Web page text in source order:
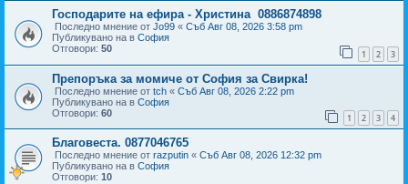
Господарите на ефира - Христина 0886874898
Последно мнение от Jo99 « Съб Авг 08, 2026 3:58 pm
Публикувано на в София
Отговори: 50 1 2 3
Препоръка за момиче от София за Свирка!
Последно мнение от tch « Съб Авг 08, 2026 2:22 pm
Публикувано на в София
Отговори: 60 1 2 3 4
Благовеста. 0877046765
Последно мнение от razputin « Съб Авг 08, 2026 12:32 pm
Публикувано на в София
Отговори: 10